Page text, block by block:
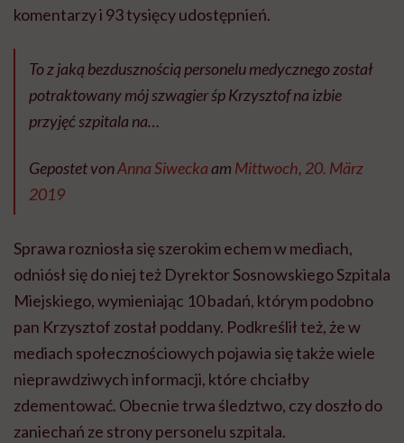
komentarzy i 93 tysięcy udostępnień.
To z jaką bezdusznością personelu medycznego został
potraktowany mój szwagier śp Krzysztof na izbie
przyjęć szpitala na…
Gepostet vonAnna Siweckaam Mittwoch, 20. März
2019
Sprawa rozniosła się szerokim echem w mediach,
odniósł się do niej też Dyrektor Sosnowskiego Szpitala
Miejskiego, wymieniając 10 badań, którym podobno
pan Krzysztof został poddany. Podkreślił też, że w
mediach społecznościowych pojawia się także wiele
nieprawdziwych informacji, które chciałby
zdementować. Obecnie trwa śledztwo, czy doszło do
zaniechań ze strony personelu szpitala.